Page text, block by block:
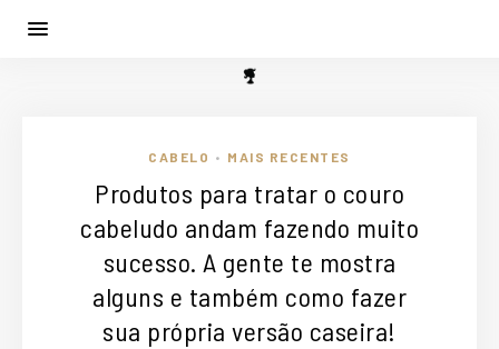
CABELO • MAIS RECENTES
Produtos para tratar o couro
cabeludo andam fazendo muito
sucesso. A gente te mostra
alguns e também como fazer
sua própria versão caseira!